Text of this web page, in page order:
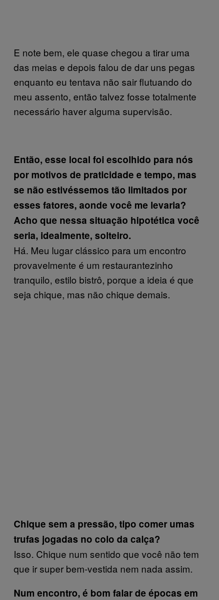
E note bem, ele quase chegou a tirar uma
das meias e depois falou de dar uns pegas
enquanto eu tentava não sair flutuando do
meu assento, então talvez fosse totalmente
necessário haver alguma supervisão.
Então, esse local foi escolhido para nós
por motivos de praticidade e tempo, mas
se não estivéssemos tão limitados por
esses fatores, aonde você me levaria?
Acho que nessa situação hipotética você
seria, idealmente, solteiro.
Há. Meu lugar clássico para um encontro
provavelmente é um restaurantezinho
tranquilo, estilo bistrô, porque a ideia é que
seja chique, mas não chique demais.
Chique sem a pressão, tipo comer umas
trufas jogadas no colo da calça?
Isso. Chique num sentido que você não tem
que ir super bem-vestida nem nada assim.
Num encontro, é bom falar de épocas em